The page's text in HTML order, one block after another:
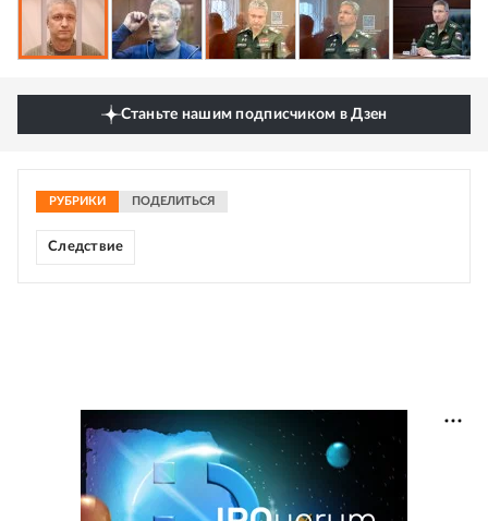
Станьте нашим подписчиком в Дзен
РУБРИКИ ПОДЕЛИТЬСЯ
Следствие